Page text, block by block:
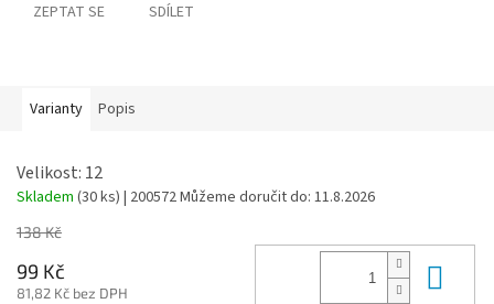
ZEPTAT SE SDÍLET
Varianty Popis
Velikost: 12
Skladem (30 ks) | 200572Můžeme doručit do: 11.8.2026
138 Kč
99 Kč
81,82 Kč bez DPH